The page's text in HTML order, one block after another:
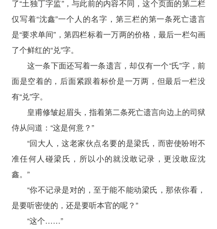
了“土独丁字监”，与此前的内容不同，这个页面的第二栏
仅写着“沈鑫”一个人的名字，第三栏的第一条死亡遗言
是“要求单间”，第四栏标着一万两的价格，最后一栏勾画
了个鲜红的“兑”字。
这一条下面还写着一条遗言，却仅有一个“氏”字，前
面是空着的，后面紧跟着标价是一万两，但最后一栏没
有“兑”字。
皇甫修皱起眉头，指着第二条死亡遗言向边上的司狱
侍从问道：“这是何意？”
“回大人，这老家伙点名要的是梁氏，而密使吩咐不
准任何人碰梁氏，所以小的就没敢记录，更没敢应沈
鑫。”
“你不记录是对的，至于能不能动梁氏，那依你看，
是要听密使的，还是要听本官的呢？”
“这个……”